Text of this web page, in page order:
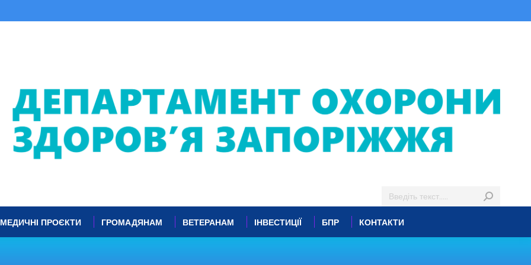
МЕДИЧНІ ПРОЄКТИ ГРОМАДЯНАМ ВЕТЕРАНАМ ІНВЕСТИЦІЇ БПР КОНТАКТИ